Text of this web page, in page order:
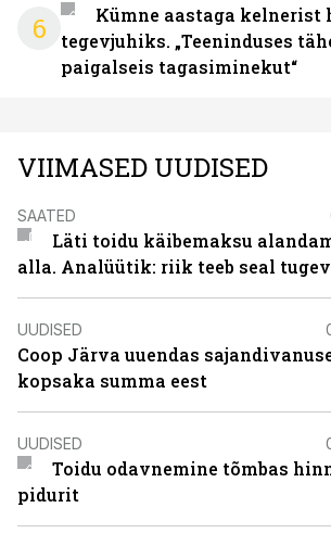
6
Kümne aastaga kelnerist
tegevjuhiks. „Teeninduses
paigalseis tagasiminekut“
VIIMASED UUDISED
SAATED
Läti toidu käibemaksu
alla. Analüütik: riik teeb seal
UUDISED
Coop Järva uuendas
kopsaka summa eest
UUDISED
Toidu odavnemine tõmbas
pidurit